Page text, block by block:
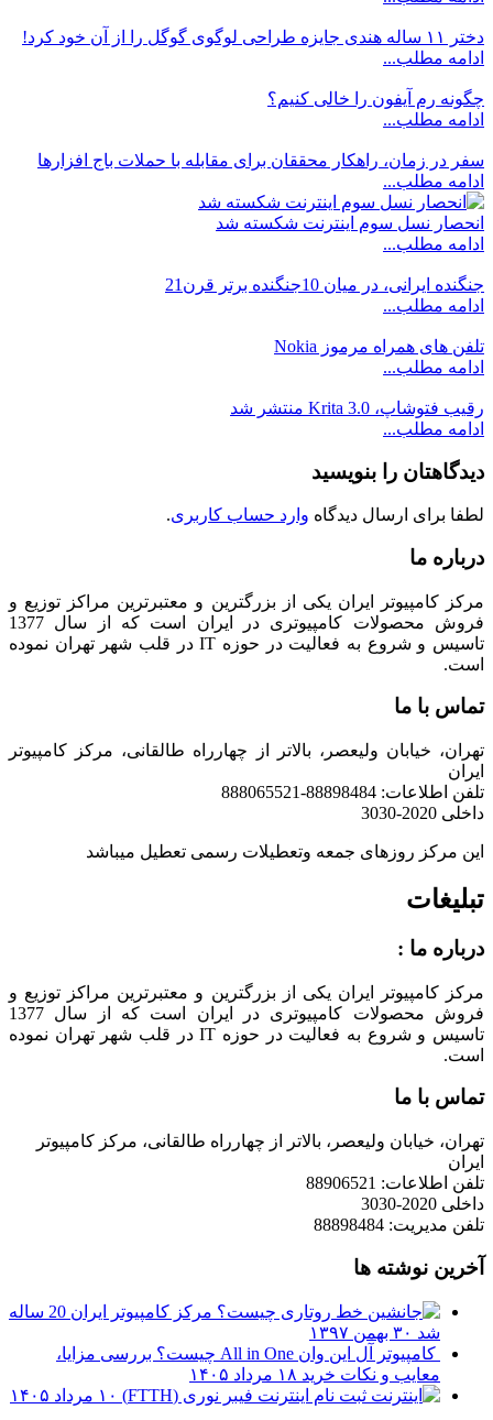
دختر ۱۱ ساله هندی جایزه طراحی لوگوی گوگل را از آن خود کرد!
ادامه مطلب...
چگونه رم آیفون را خالی کنیم؟
ادامه مطلب...
سفر در زمان، راهکار محققان برای مقابله با حملات باج افزارها
ادامه مطلب...
انحصار نسل سوم اینترنت شکسته شد
ادامه مطلب...
جنگنده ایرانی، در میان 10جنگنده برتر قرن21
ادامه مطلب...
تلفن های همراه مرموز Nokia
ادامه مطلب...
رقیب فتوشاپ، Krita 3.0 منتشر شد
ادامه مطلب...
دیدگاهتان را بنویسید
لطفا برای ارسال دیدگاه وارد حساب کاربری.
درباره ما
مرکز کامپیوتر ایران یکی از بزرگترین و معتبرترین مراکز توزیع و
فروش محصولات کامپیوتری در ایران است که از سال 1377
تاسیس و شروع به فعالیت در حوزه IT در قلب شهر تهران نموده
است.
تماس با ما
تهران، خیابان ولیعصر، بالاتر از چهارراه طالقانی، مرکز کامپیوتر
ایران
تلفن اطلاعات: 88898484-888065521
داخلی 2020-3030
این مرکز روزهای جمعه وتعطیلات رسمی تعطیل میباشد
تبلیغات
درباره ما :
مرکز کامپیوتر ایران یکی از بزرگترین و معتبرترین مراکز توزیع و
فروش محصولات کامپیوتری در ایران است که از سال 1377
تاسیس و شروع به فعالیت در حوزه IT در قلب شهر تهران نموده
است.
تماس با ما
تهران، خیابان ولیعصر، بالاتر از چهارراه طالقانی، مرکز کامپیوتر
ایران
تلفن اطلاعات: 88906521
داخلی 2020-3030
تلفن مدیریت: 88898484
آخرین نوشته ها
مرکز کامپیوتر ایران 20 ساله
شد ۳۰ بهمن ۱۳۹۷
کامپیوتر آل این وان All in One چیست؟ بررسی مزایا،
معایب و نکات خرید ۱۸ مرداد ۱۴۰۵
ثبت نام اینترنت فیبر نوری (FTTH)
۱۰ مرداد ۱۴۰۵